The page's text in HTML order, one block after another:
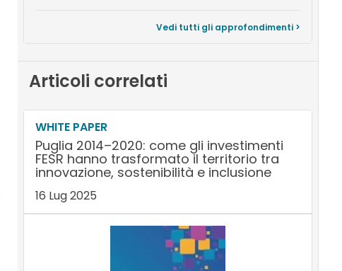
Vedi tutti gli approfondimenti >
Articoli correlati
WHITE PAPER
Puglia 2014–2020: come gli investimenti
FESR hanno trasformato il territorio tra
innovazione, sostenibilità e inclusione
16 Lug 2025